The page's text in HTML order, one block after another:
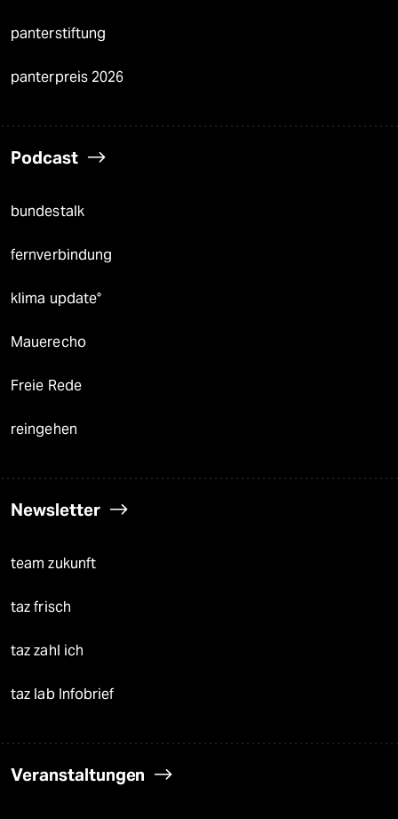
panterstiftung
panterpreis 2026
Podcast
bundestalk
fernverbindung
klima update°
Mauerecho
Freie Rede
reingehen
Newsletter
team zukunft
taz frisch
taz zahl ich
taz lab Infobrief
Veranstaltungen